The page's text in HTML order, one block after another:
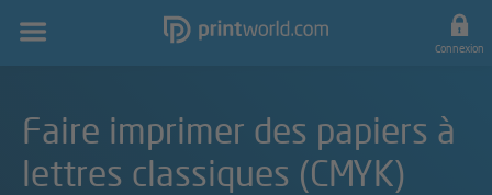
Navigation
principale Connexion
Faire imprimer des papiers à
lettres classiques (CMYK)